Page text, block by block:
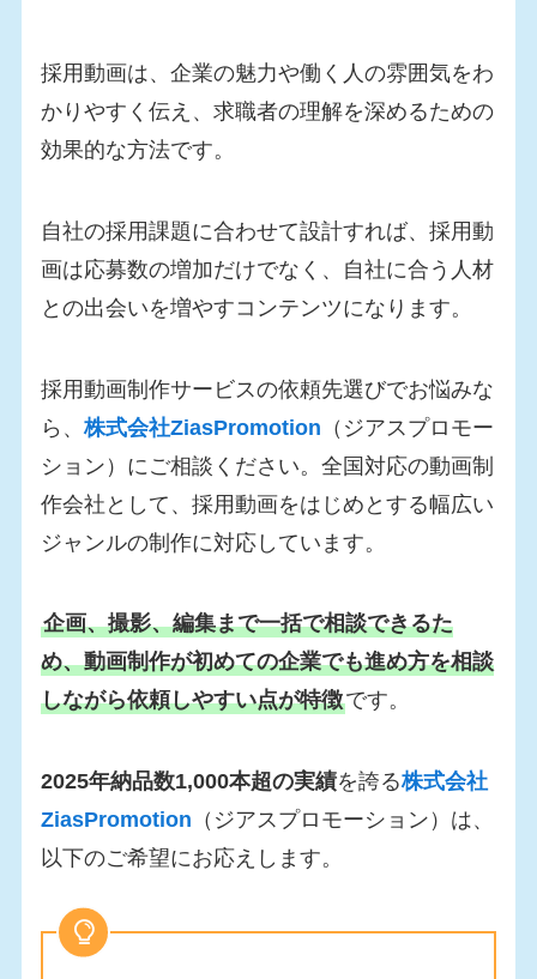
採用動画は、企業の魅力や働く人の雰囲気をわ
かりやすく伝え、求職者の理解を深めるための
効果的な方法です。
自社の採用課題に合わせて設計すれば、採用動
画は応募数の増加だけでなく、自社に合う人材
との出会いを増やすコンテンツになります。
採用動画制作サービスの依頼先選びでお悩みな
ら、株式会社ZiasPromotion （ジアスプロモー
ション）にご相談ください。全国対応の動画制
作会社として、採用動画をはじめとする幅広い
ジャンルの制作に対応しています。
企画、撮影、編集まで一括で相談できるた
め、動画制作が初めての企業でも進め方を相談
しながら依頼しやすい点が特徴です。
2025年納品数1,000本超の実績を誇る株式会社
ZiasPromotion （ジアスプロモーション）は、
以下のご希望にお応えします。